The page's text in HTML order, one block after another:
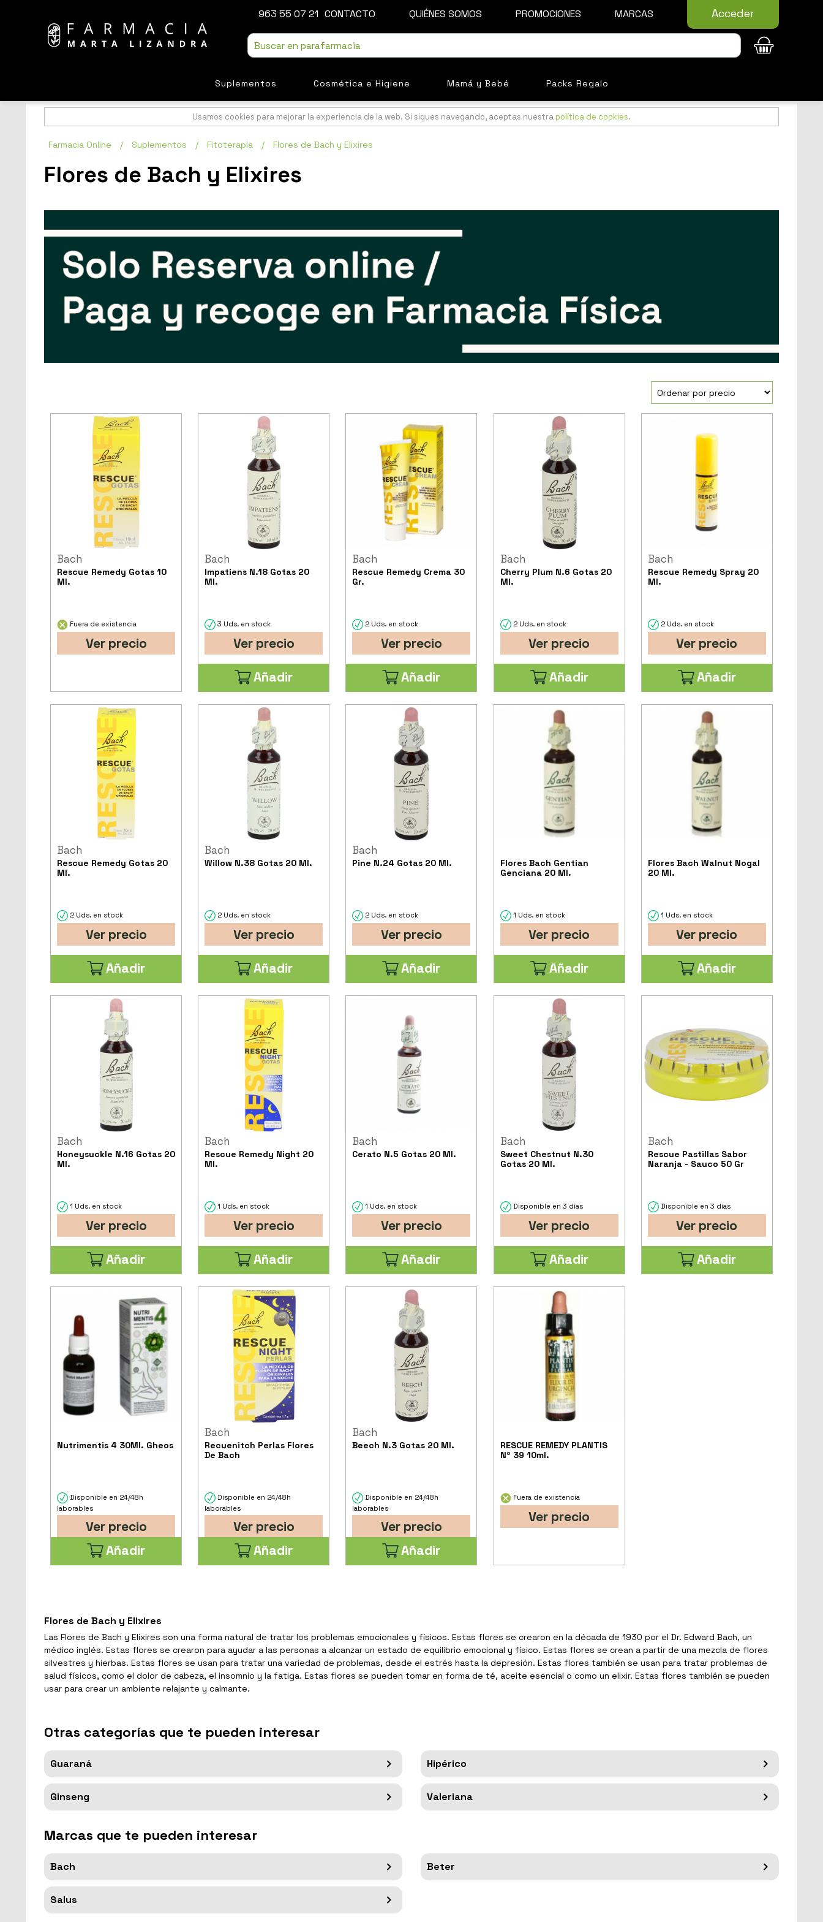
963 55 07 21 CONTACTO QUIÉNES SOMOS PROMOCIONES MARCAS Acceder
Suplementos Cosmética e Higiene Mamá y Bebé Packs Regalo
Usamos cookies para mejorar la experiencia de la web. Si sigues navegando, aceptas nuestra política de cookies.
Farmacia Online / Suplementos / Fitoterapia / Flores de Bach y Elixires
Flores de Bach y Elixires
Bach
Rescue Remedy Gotas 10
Ml.
Fuera de existencia
Ver precio
Bach
Impatiens N.18 Gotas 20
Ml.
3 Uds. en stock
Ver precio
Añadir
Bach
Rescue Remedy Crema 30
Gr.
2 Uds. en stock
Ver precio
Añadir
Bach
Cherry Plum N.6 Gotas 20
Ml.
2 Uds. en stock
Ver precio
Añadir
Bach
Rescue Remedy Spray 20
Ml.
2 Uds. en stock
Ver precio
Añadir
Bach
Rescue Remedy Gotas 20
Ml.
2 Uds. en stock
Ver precio
Añadir
Bach
Willow N.38 Gotas 20 Ml.
2 Uds. en stock
Ver precio
Añadir
Bach
Pine N.24 Gotas 20 Ml.
2 Uds. en stock
Ver precio
Añadir
Flores Bach Gentian
Genciana 20 Ml.
1 Uds. en stock
Ver precio
Añadir
Flores Bach Walnut Nogal
20 Ml.
1 Uds. en stock
Ver precio
Añadir
Bach
Honeysuckle N.16 Gotas 20
Ml.
1 Uds. en stock
Ver precio
Añadir
Bach
Rescue Remedy Night 20
Ml.
1 Uds. en stock
Ver precio
Añadir
Bach
Cerato N.5 Gotas 20 Ml.
1 Uds. en stock
Ver precio
Añadir
Bach
Sweet Chestnut N.30
Gotas 20 Ml.
Disponible en 3 días
Ver precio
Añadir
Bach
Rescue Pastillas Sabor
Naranja - Sauco 50 Gr
Disponible en 3 días
Ver precio
Añadir
Nutrimentis 4 30Ml. Gheos
Disponible en 24/48h
laborables
Ver precio
Añadir
Bach
Recuenitch Perlas Flores
De Bach
Disponible en 24/48h
laborables
Ver precio
Añadir
Bach
Beech N.3 Gotas 20 Ml.
Disponible en 24/48h
laborables
Ver precio
Añadir
RESCUE REMEDY PLANTIS
Nº 39 10ml.
Fuera de existencia
Ver precio
Flores de Bach y Elixires
Las Flores de Bach y Elixires son una forma natural de tratar los problemas emocionales y físicos. Estas flores se crearon en la década de 1930 por el Dr. Edward Bach, un
médico inglés. Estas flores se crearon para ayudar a las personas a alcanzar un estado de equilibrio emocional y físico. Estas flores se crean a partir de una mezcla de flores
silvestres y hierbas. Estas flores se usan para tratar una variedad de problemas, desde el estrés hasta la depresión. Estas flores también se usan para tratar problemas de
salud físicos, como el dolor de cabeza, el insomnio y la fatiga. Estas flores se pueden tomar en forma de té, aceite esencial o como un elixir. Estas flores también se pueden
usar para crear un ambiente relajante y calmante.
Otras categorías que te pueden interesar
Guaraná Hipérico
Ginseng Valeriana
Marcas que te pueden interesar
Bach Beter
Salus